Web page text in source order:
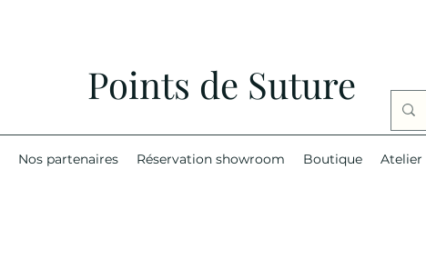
Points de Suture
Nos partenaires Réservation showroom Boutique Atelier